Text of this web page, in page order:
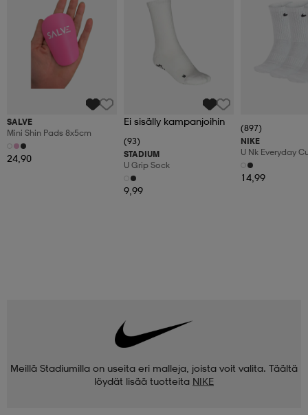
SALVE
Mini Shin Pads 8x5cm
24,90
Ei sisälly kampanjoihin
(93)
STADIUM
U Grip Sock
9,99
(897)
NIKE
U Nk Everyday
3pr
14,99
Meillä Stadiumilla on useita eri malleja, joista voit valita. Täältä
löydät lisää tuotteita NIKE